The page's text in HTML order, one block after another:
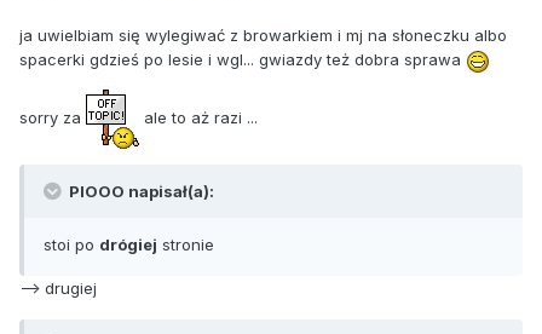
ja uwielbiam się wylegiwać z browarkiem i mj na słoneczku albo
spacerki gdzieś po lesie i wgl... gwiazdy też dobra sprawa
sorry za ale to aż razi ...
PIOOO napisał(a):
stoi po drógiej stronie
--> drugiej